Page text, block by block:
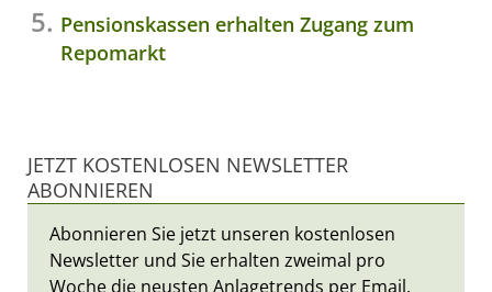
Pensionskassen erhalten Zugang zum
Repomarkt
JETZT KOSTENLOSEN NEWSLETTER
ABONNIEREN
Abonnieren Sie jetzt unseren kostenlosen
Newsletter und Sie erhalten zweimal pro
Woche die neusten Anlagetrends per Email.